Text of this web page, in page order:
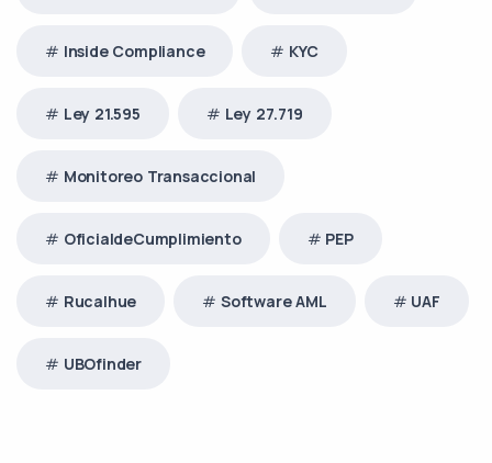
Inside Compliance KYC
Ley 21.595 Ley 27.719
Monitoreo Transaccional
OficialdeCumplimiento PEP
Rucalhue Software AML UAF
UBOfinder